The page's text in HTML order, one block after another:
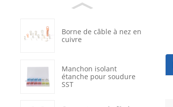
Borne de câble à nez en
cuivre
Manchon isolant
étanche pour soudure
SST